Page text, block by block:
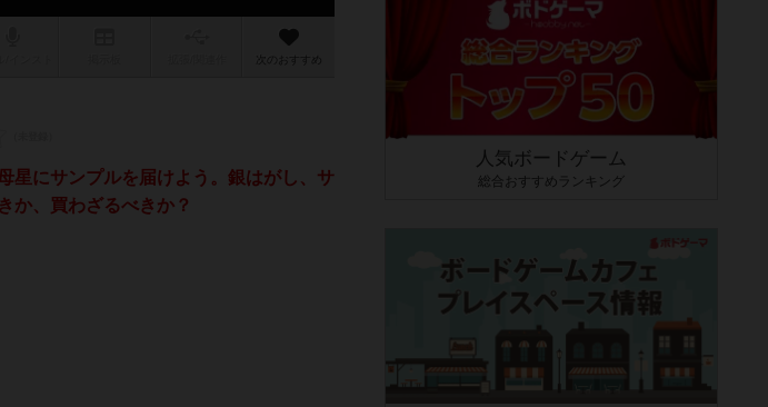
次のおすすめ
星にサンプルを届けよう。銀はがし、サ
か、買わざるべきか？
人気ボードゲーム
総合おすすめランキング